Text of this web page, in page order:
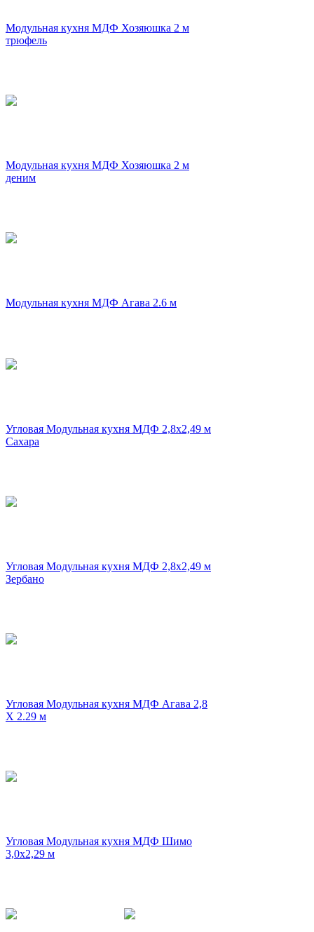
Модульная кухня МДФ Хозяюшка 2 м
трюфель
Модульная кухня МДФ Хозяюшка 2 м
деним
Модульная кухня МДФ Агава 2.6 м
Угловая Модульная кухня МДФ 2,8х2,49 м
Сахара
Угловая Модульная кухня МДФ 2,8х2,49 м
Зербано
Угловая Модульная кухня МДФ Агава 2,8
X 2.29 м
Угловая Модульная кухня МДФ Шимо
3,0х2,29 м